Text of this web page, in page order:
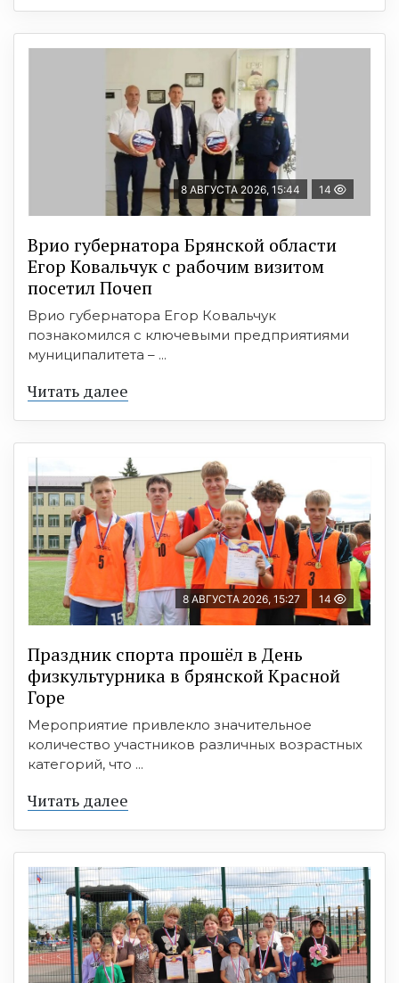
8 АВГУСТА 2026, 15:44 14
Врио губернатора Брянской области
Егор Ковальчук с рабочим визитом
посетил Почеп
Врио губернатора Егор Ковальчук
познакомился с ключевыми предприятиями
муниципалитета – ...
Читать далее
8 АВГУСТА 2026, 15:27 14
Праздник спорта прошёл в День
физкультурника в брянской Красной
Горе
Мероприятие привлекло значительное
количество участников различных возрастных
категорий, что ...
Читать далее